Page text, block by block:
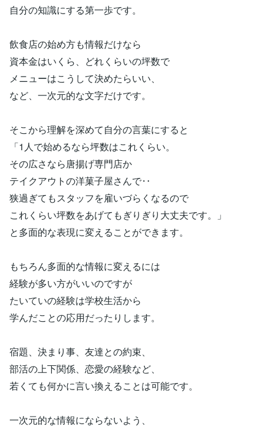
自分の知識にする第一歩です。
飲食店の始め方も情報だけなら
資本金はいくら、どれくらいの坪数で
メニューはこうして決めたらいい、
など、一次元的な文字だけです。
そこから理解を深めて自分の言葉にすると
「1人で始めるなら坪数はこれくらい。
その広さなら唐揚げ専門店か
テイクアウトの洋菓子屋さんで‥
狭過ぎてもスタッフを雇いづらくなるので
これくらい坪数をあげてもぎりぎり大丈夫です。」
と多面的な表現に変えることができます。
もちろん多面的な情報に変えるには
経験が多い方がいいのですが
たいていの経験は学校生活から
学んだことの応用だったりします。
宿題、決まり事、友達との約束、
部活の上下関係、恋愛の経験など、
若くても何かに言い換えることは可能です。
一次元的な情報にならないよう、